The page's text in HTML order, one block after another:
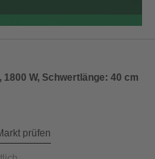
W, Schwertlänge: 40 cm
prüfen